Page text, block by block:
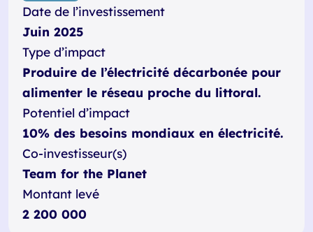
Date de l’investissement
Juin 2025
Type d’impact
Produire de l’électricité décarbonée pour
alimenter le réseau proche du littoral.
Potentiel d’impact
10% des besoins mondiaux en électricité.
Co-investisseur(s)
Team for the Planet
Montant levé
2 200 000